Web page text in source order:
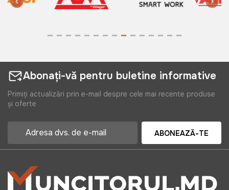
Abonați-vă pentru buletine informative
Primiți actualizări prin e-mail despre cele mai recente produse
și oferte
ABONEAZĂ-TE